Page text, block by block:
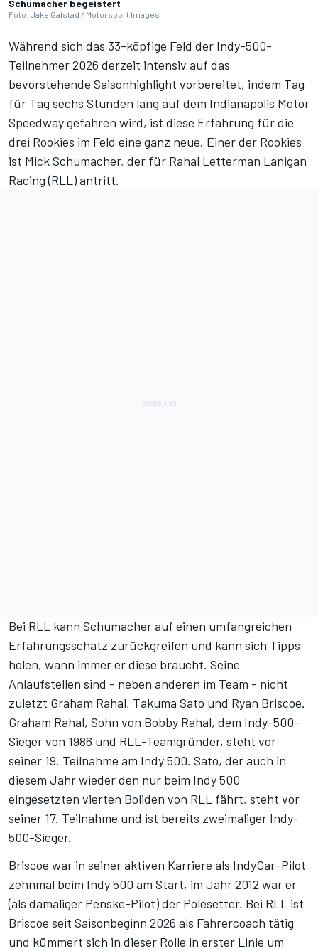
Schumacher begeistert
Foto: Jake Galstad / Motorsport Images
Während sich das 33-köpfige Feld der Indy-500-
Teilnehmer 2026 derzeit intensiv auf das
bevorstehende Saisonhighlight vorbereitet, indem Tag
für Tag sechs Stunden lang auf dem Indianapolis Motor
Speedway gefahren wird, ist diese Erfahrung für die
drei Rookies im Feld eine ganz neue. Einer der Rookies
ist Mick Schumacher, der für Rahal Letterman Lanigan
Racing (RLL) antritt.
Bei RLL kann Schumacher auf einen umfangreichen
Erfahrungsschatz zurückgreifen und kann sich Tipps
holen, wann immer er diese braucht. Seine
Anlaufstellen sind - neben anderen im Team - nicht
zuletzt Graham Rahal, Takuma Sato und Ryan Briscoe.
Graham Rahal, Sohn von Bobby Rahal, dem Indy-500-
Sieger von 1986 und RLL-Teamgründer, steht vor
seiner 19. Teilnahme am Indy 500. Sato, der auch in
diesem Jahr wieder den nur beim Indy 500
eingesetzten vierten Boliden von RLL fährt, steht vor
seiner 17. Teilnahme und ist bereits zweimaliger Indy-
500-Sieger.
Briscoe war in seiner aktiven Karriere als IndyCar-Pilot
zehnmal beim Indy 500 am Start, im Jahr 2012 war er
(als damaliger Penske-Pilot) der Polesetter. Bei RLL ist
Briscoe seit Saisonbeginn 2026 als Fahrercoach tätig
und kümmert sich in dieser Rolle in erster Linie um